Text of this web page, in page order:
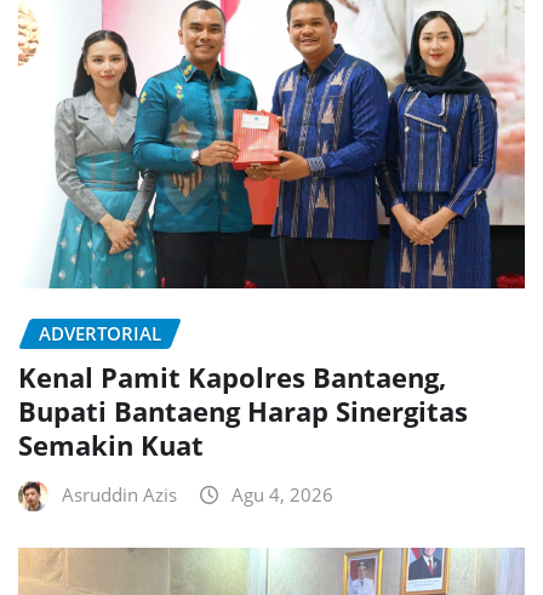
ADVERTORIAL
Kenal Pamit Kapolres Bantaeng,
Bupati Bantaeng Harap Sinergitas
Semakin Kuat
Asruddin Azis Agu 4, 2026